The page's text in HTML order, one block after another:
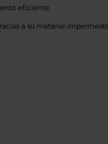
eficiente.
a su material